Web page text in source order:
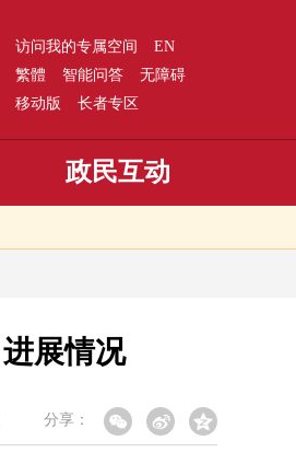
访问我的专属空间
EN
繁體
智能问答
无障碍
移动版
长者专区
政民互动
展情况
分享：